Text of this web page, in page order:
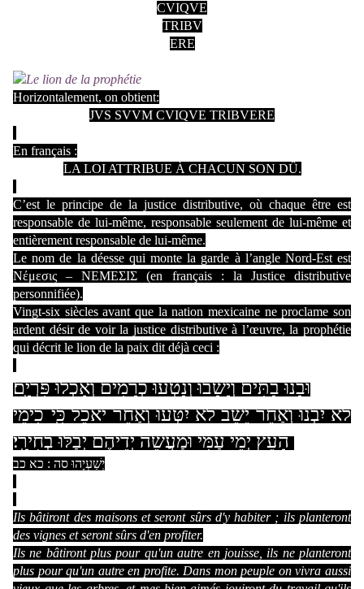
CVIQVE
TRIBV
ERE
Horizontalement, on obtient:
JVS SVVM CVIQVE TRIBVERE
En français :
LA LOI ATTRIBUE À CHACUN SON DÛ.
C’est le principe de la justice distributive, où chaque être est
responsable de lui-même, responsable seulement de lui-même et
entièrement responsable de lui-même.
Le nom de la déesse qui monte la garde à l’angle Nord-Est est
Nέμεσις – ΝΕΜΕΣΙΣ(en français : la Justice distributive
personnifiée).
Vingt-six siècles avant que la nation mexicaine ne proclame son
ardent désir de voir la justice distributive à l’œuvre, la prophétie
qui décrit le lion de la paix dit déjà ceci :
וּבָנוּ בָתִּים וְיָשָׁבוּ וְנָטְעוּ כְרָמִים וְאָכְלוּ פִּרְיָֽם׃
לֹא יִבְנוּ וְאַחֵר יֵשֵׁב לֹא יִטְּעוּ וְאַחֵר יֹאכֵל כִּֽי־כִימֵי
הָעֵץ יְמֵי עַמִּי וּמַעֲשֵׂה יְדֵיהֶם יְבַלּוּ בְחִירָֽי׃
יְשַׁעְיָהוּסה : כא כב
Ils bâtiront des maisons et seront sûrs d'y habiter ; ils planteront
des vignes et seront sûrs d'en profiter.
Ils ne bâtiront plus pour qu'un autre en jouisse, ils ne planteront
plus pour qu'un autre en profite. Dans mon peuple on vivra aussi